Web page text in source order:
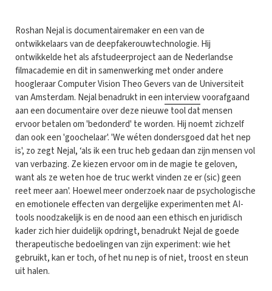
Roshan Nejal is documentairemaker en een van de
ontwikkelaars van de deepfakerouwtechnologie. Hij
ontwikkelde het als afstudeerproject aan de Nederlandse
filmacademie en dit in samenwerking met onder andere
hoogleraar Computer Vision Theo Gevers van de Universiteit
van Amsterdam. Nejal benadrukt in eeninterviewvoorafgaand
aan een documentaire over deze nieuwe tool dat mensen
ervoor betalen om 'bedonderd' te worden. Hij noemt zichzelf
dan ook een 'goochelaar'. 'We wéten dondersgoed dat het nep
is', zo zegt Nejal, ‘als ik een truc heb gedaan dan zijn mensen vol
van verbazing. Ze kiezen ervoor om in de magie te geloven,
want als ze weten hoe de truc werkt vinden ze er (sic) geen
reet meer aan'. Hoewel meer onderzoek naar de psychologische
en emotionele effecten van dergelijke experimenten met AI-
tools noodzakelijk is en de nood aan een ethisch en juridisch
kader zich hier duidelijk opdringt, benadrukt Nejal de goede
therapeutische bedoelingen van zijn experiment: wie het
gebruikt, kan er toch, of het nu nep is of niet, troost en steun
uit halen.